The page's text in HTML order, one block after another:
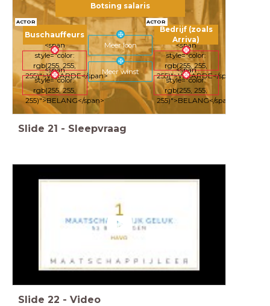
Botsing salaris
Buschauffeurs
Bedrijf (zoals
Arriva)
ACTOR ACTOR
<span
style="color:
rgb(255, 255,
255)">WAARDE</span>
<span
style="color:
rgb(255, 255,
255)">BELANG</span>
<span
style="color:
rgb(255, 255,
255)">WAARDE</span>
<span
style="color:
rgb(255, 255,
255)">BELANG</span>
Meer loon
Meer winst
Slide 21 - Sleepvraag
Slide 22 - Video